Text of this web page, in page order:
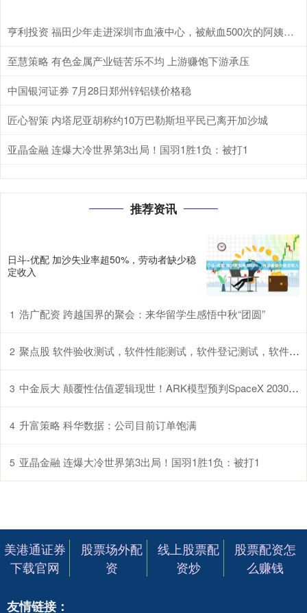
亨利投资 福田少年走进深圳市血液中心，被献血500次的阿姨圈粉了！
至慧策略 有色金属产业链苦乐不均 上游赚饱下游承压
中国银河证券 7月28日郑州锌铝镁价格稳
匠心智策 内塔尼亚胡称约10万巴勒斯坦平民已离开加沙城
亚晶金融 连爆大冷世界第3出局！国羽1胜1负：被打1
推荐资讯
日斗-优配 加沙失业率超50%，劳动者缺少稳
定收入
1 浩广配资 跨越国界的聚会：来华留学生感悟中秋“团圆”
2 聚点股 软件验收测试，软件性能测试，软件登记测试，软件安全测试等，天磊卫士高性价比之选
3 中金辰大 颠覆性估值逻辑现世！ARK模型预判SpaceX 2030年估值突破2.5万亿美元
4 升富策略 科华数据：公司目前订单饱满
5 亚晶金融 连爆大冷世界第3出局！国羽1胜1负：被打1
美港通证券
下载官网
股票场外配
资
线上股票配
资炒
股票配资怎
么赚钱
友情链接：